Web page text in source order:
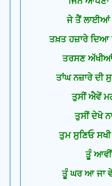
ਜੇ ਤੈਂ ਲਾਈਆਂ
ਤਖ਼ਤ ਹਜ਼ਾਰੇ ਦਿਆ
ਤਰਸਣ
ਤਾਂਘ ਨਜ਼ਾਰੇ ਦੀ
ਤੁਸੀਂ ਐਵੇਂ
ਤੁਸੀਂ ਦੇਖੋ
ਤੁਮ ਸੁਣਿਓ
ਤੂੰ ਆਵੀਂ
ਤੂੰ ਘਰ ਆ ਜਾ ਵੇ